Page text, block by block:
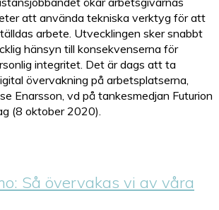
att använda tekniska verktyg för att
arbete. Utvecklingen sker snabbt
hänsyn till konsekvenserna för
integritet. Det är dags att ta
övervakning på arbetsplatserna,
Enarsson, vd på tankesmedjan Futurion
(8 oktober 2020).
Så övervakas vi av våra